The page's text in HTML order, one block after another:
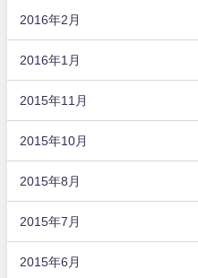
2016年2月
2016年1月
2015年11月
2015年10月
2015年8月
2015年7月
2015年6月